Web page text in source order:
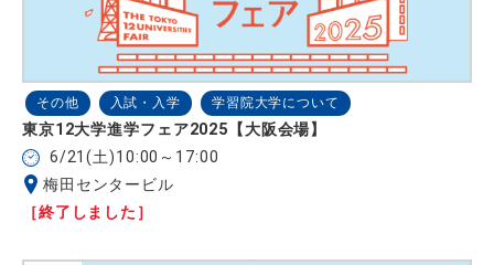
その他 入試・入学 学習院大学について
東京12大学進学フェア2025【大阪会場】
6/21(土)10:00～17:00
梅田センタービル
［終了しました］